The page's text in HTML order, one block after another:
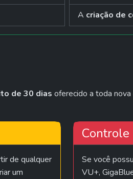
A criação de
de 30 dias oferecido a toda
de qualquer
um
Controle
Se você
VU+,